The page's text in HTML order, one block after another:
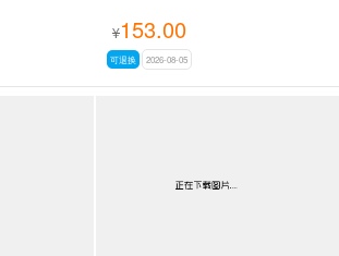
¥153.00
可退换 2026-08-05